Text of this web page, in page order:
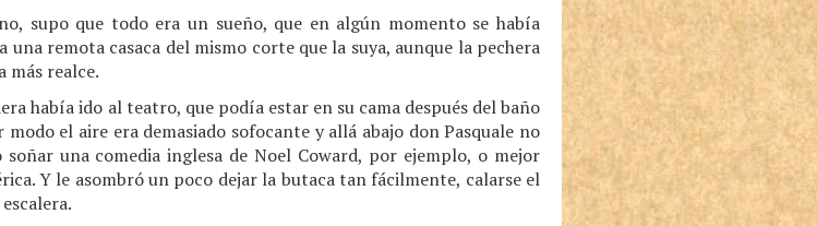
supo que todo era un sueño, que en algún momento se había
remota casaca del mismo corte que la suya, aunque la pechera
más realce.
había ido al teatro, que podía estar en su cama después del baño
el aire era demasiado sofocante y allá abajo don Pasquale no
una comedia inglesa de Noel Coward, por ejemplo, o mejor
Y le asombró un poco dejar la butaca tan fácilmente, calarse el